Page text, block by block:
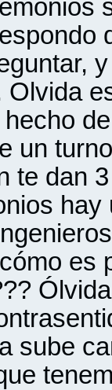
Olvida
un
te dan
es
sube